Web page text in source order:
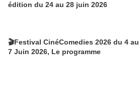
édition du 24 au 28 juin 2026
🎬Festival CinéComedies 2026 du 4 au
7 Juin 2026, Le programme